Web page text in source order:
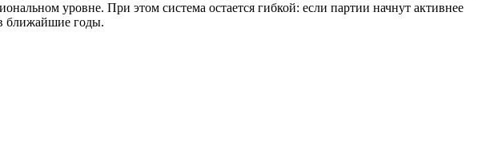
уровне. При этом система остается гибкой: если партии начнут активнее
ближайшие годы.